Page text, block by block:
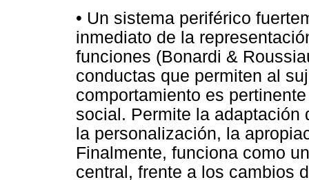
• Un sistema periférico
inmediato de la
funciones (Bonardi &
conductas que permiten al
comportamiento es
social. Permite la adaptación
la personalización, la
Finalmente, funciona como
central, frente a los cambios